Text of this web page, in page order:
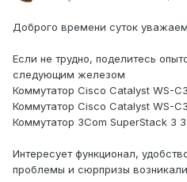
Доброго времени суток
Если не трудно, поделитесь
следующим железом
Коммутатор Cisco Catalyst WS-
Коммутатор Cisco Catalyst WS-
Коммутатор 3Com SuperStack 3
Интересует функционал,
проблемы и сюрпризы возникали